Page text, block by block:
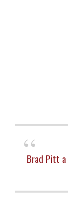
Brad Pitt